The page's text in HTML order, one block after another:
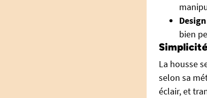
bien
La housse
selon sa
éclair, et